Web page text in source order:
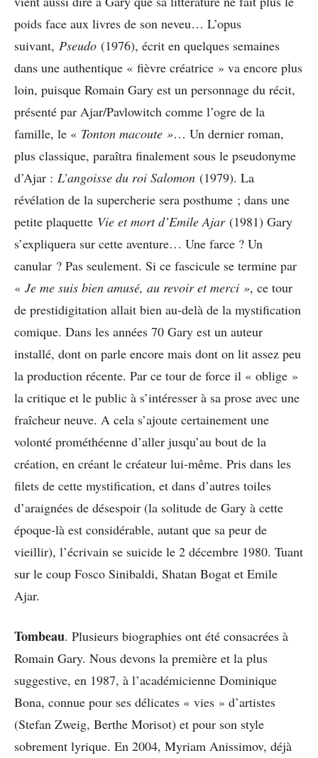
poids face aux livres de son neveu… L’opus
suivant, Pseudo (1976), écrit en quelques semaines
dans une authentique « fièvre créatrice » va encore plus
loin, puisque Romain Gary est un personnage du récit,
présenté par Ajar/Pavlowitch comme l’ogre de la
famille, le « Tonton macoute »… Un dernier roman,
plus classique, paraîtra finalement sous le pseudonyme
d’Ajar : L’angoisse du roi Salomon (1979). La
révélation de la supercherie sera posthume ; dans une
petite plaquette Vie et mort d’Emile Ajar(1981) Gary
s’expliquera sur cette aventure… Une farce ? Un
canular ? Pas seulement. Si ce fascicule se termine par
« Je me suis bien amusé, au revoir et merci », ce tour
de prestidigitation allait bien au-delà de la mystification
comique. Dans les années 70 Gary est un auteur
installé, dont on parle encore mais dont on lit assez peu
la production récente. Par ce tour de force il « oblige »
la critique et le public à s’intéresser à sa prose avec une
fraîcheur neuve. A cela s’ajoute certainement une
volonté prométhéenne d’aller jusqu’au bout de la
création, en créant le créateur lui-même. Pris dans les
filets de cette mystification, et dans d’autres toiles
d’araignées de désespoir (la solitude de Gary à cette
époque-là est considérable, autant que sa peur de
vieillir), l’écrivain se suicide le 2 décembre 1980. Tuant
sur le coup Fosco Sinibaldi, Shatan Bogat et Emile
Ajar.
Tombeau. Plusieurs biographies ont été consacrées à
Romain Gary. Nous devons la première et la plus
suggestive, en 1987, à l’académicienne Dominique
Bona, connue pour ses délicates « vies » d’artistes
(Stefan Zweig, Berthe Morisot) et pour son style
sobrement lyrique. En 2004, Myriam Anissimov, déjà